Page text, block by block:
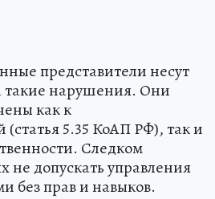
представители несут
такие нарушения. Они
как к
5.35 КоАП РФ), так и
Следком
не допускать управления
без прав и навыков.